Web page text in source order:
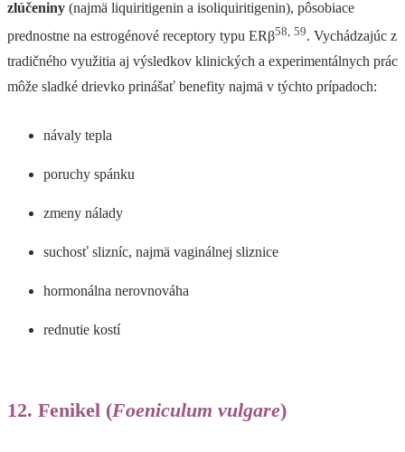
zlúčeniny (najmä liquiritigenin a isoliquiritigenin), pôsobiace
prednostne na estrogénové receptory typu ERβ58 59. Vychádzajúc z
tradičného využitia aj výsledkov klinických a experimentálnych prác
môže sladké drievko prinášať benefity najmä v týchto prípadoch:
návaly tepla
poruchy spánku
zmeny nálady
suchosť slizníc, najmä vaginálnej sliznice
hormonálna nerovnováha
rednutie kostí
12. Fenikel (Foeniculum vulgare)